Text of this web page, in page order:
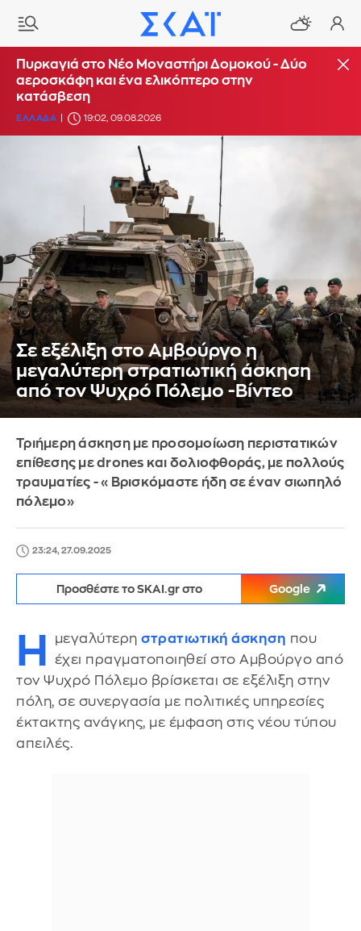
Πυρκαγιά στο Νέο Μοναστήρι Δομοκού - Δύο
αεροσκάφη και ένα ελικόπτερο στην
κατάσβεση
ΕΛΛΑΔΑ 19:02, 09.08.2026
Σε εξέλιξη στο Αμβούργο η
μεγαλύτερη στρατιωτική άσκηση
από τον Ψυχρό Πόλεμο -Βίντεο
Τριήμερη άσκηση με προσομοίωση περιστατικών
επίθεσης με drones και δολιοφθοράς, με πολλούς
τραυματίες - «Βρισκόμαστε ήδη σε έναν σιωπηλό
πόλεμο»
23:24, 27.09.2025
Προσθέστε το SKAI.gr στο Google
Η μεγαλύτερη στρατιωτική άσκηση που
έχει πραγματοποιηθεί στο Αμβούργο από
τον Ψυχρό Πόλεμο βρίσκεται σε εξέλιξη στην
πόλη, σε συνεργασία με πολιτικές υπηρεσίες
έκτακτης ανάγκης, με έμφαση στις νέου τύπου
απειλές.